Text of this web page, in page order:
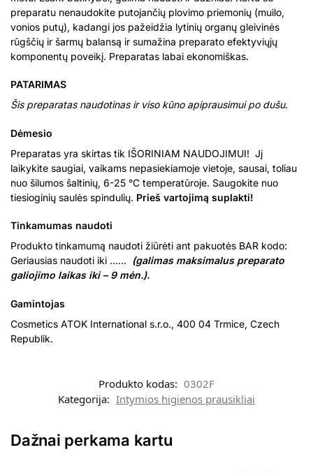
preparatu nenaudokite putojančių plovimo priemonių (muilo,
vonios putų), kadangi jos pažeidžia lytinių organų gleivinės
rūgščių ir šarmų balansą ir sumažina preparato efektyviųjų
komponentų poveikį. Preparatas labai ekonomiškas.
PATARIMAS
Šis preparatas naudotinas ir viso kūno apiprausimui po dušu.
Dėmesio
Preparatas yra skirtas tik IŠORINIAM NAUDOJIMUI! Jį
laikykite saugiai, vaikams nepasiekiamoje vietoje, sausai, toliau
nuo šilumos šaltinių, 6-25 °C temperatūroje. Saugokite nuo
tiesioginių saulės spindulių. Prieš vartojimą suplakti!
Tinkamumas naudoti
Produkto tinkamumą naudoti žiūrėti ant pakuotės BAR kodo:
Geriausias naudoti iki ……
(galimas maksimalus preparato
galiojimo laikas iki – 9 mėn.).
Gamintojas
Cosmetics ATOK International s.r.o., 400 04 Trmice, Czech
Republik.
Produkto kodas: 0302F
Kategorija: Intymios higienos prausikliai
Dažnai perkama kartu